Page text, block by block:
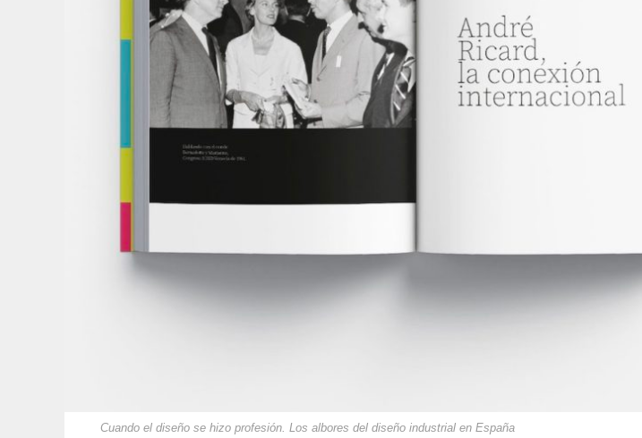
Cuando el diseño se hizo profesión. Los albores del diseño industrial en España